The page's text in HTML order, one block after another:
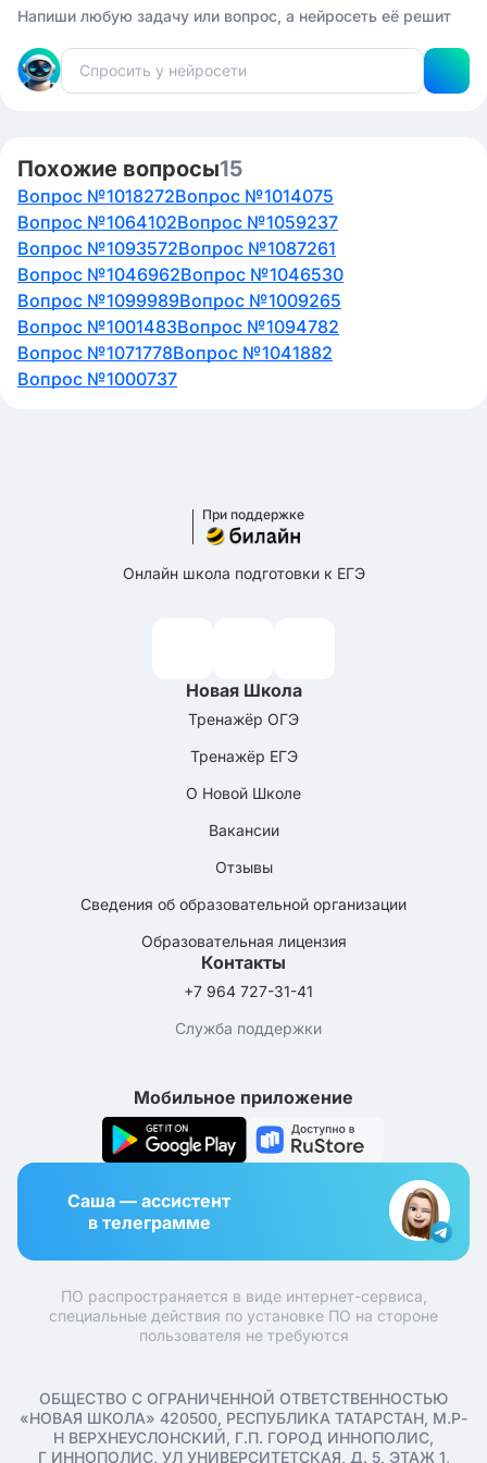
Напиши любую задачу или вопрос, а нейросеть её решит
Похожие вопросы15
Вопрос №1018272Вопрос №1014075
Вопрос №1064102Вопрос №1059237
Вопрос №1093572Вопрос №1087261
Вопрос №1046962Вопрос №1046530
Вопрос №1099989Вопрос №1009265
Вопрос №1001483Вопрос №1094782
Вопрос №1071778Вопрос №1041882
Вопрос №1000737
При поддержке
Онлайн школа подготовки к ЕГЭ
Новая Школа
Тренажёр ОГЭ
Тренажёр ЕГЭ
О Новой Школе
Вакансии
Отзывы
Сведения об образовательной организации
Образовательная лицензия
Контакты
+7 964 727-31-41
Служба поддержки
Мобильное приложение
Саша — ассистент
в телеграмме
ПО распространяется в виде интернет-сервиса,
специальные действия по установке ПО на стороне
пользователя не требуются
ОБЩЕСТВО С ОГРАНИЧЕННОЙ ОТВЕТСТВЕННОСТЬЮ
«НОВАЯ ШКОЛА» 420500, РЕСПУБЛИКА ТАТАРСТАН, М.Р-
Н ВЕРХНЕУСЛОНСКИЙ, Г.П. ГОРОД ИННОПОЛИС,
Г ИННОПОЛИС, УЛ УНИВЕРСИТЕТСКАЯ, Д. 5, ЭТАЖ 1,